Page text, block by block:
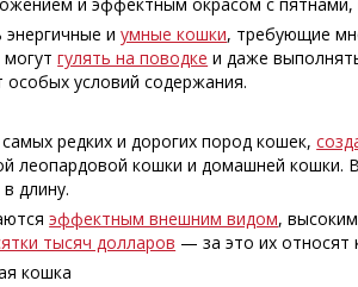
иумные кошки, требующие
могутгулять на поводке и даже
условий содержания.
редких и дорогих пород кошек,
леопардовой кошки и домашней кошки.
длину.
эффектным внешним видом,
тысяч долларов — за это их относят
кошка